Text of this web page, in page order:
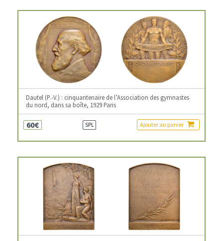
Dautel (P.-V.) : cinquantenaire de l’Association des gymnastes
du nord, dans sa boîte, 1929 Paris
60€ SPL Ajouter au panier